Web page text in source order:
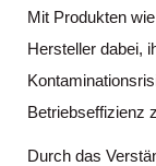
Mit Produkten
Hersteller dabei,
Betriebseffizienz
Durch das